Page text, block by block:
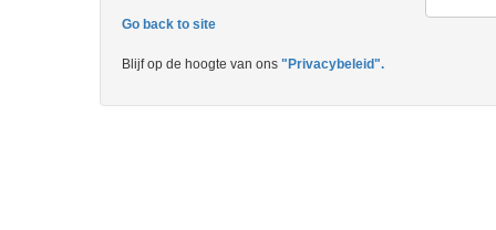
Go back to site
Blijf op de hoogte van ons "Privacybeleid".